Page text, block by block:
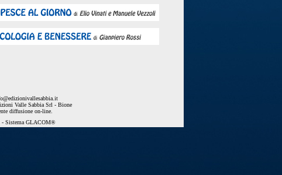
Valle Sabbia Srl - Bione
diffusione on-line.
Sistema GLACOM®